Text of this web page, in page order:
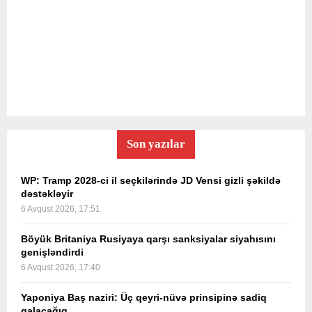
Son yazılar
WP: Tramp 2028-ci il seçkilərində JD Vensi gizli şəkildə
dəstəkləyir
6 Avqust 2026, 17:51
Böyük Britaniya Rusiyaya qarşı sanksiyalar siyahısını
genişləndirdi
6 Avqust 2026, 17:40
Yaponiya Baş naziri: Üç qeyri-nüvə prinsipinə sadiq